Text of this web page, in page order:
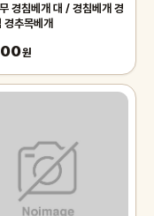
경침베개 대 / 경침베개 경
경추목베개
원